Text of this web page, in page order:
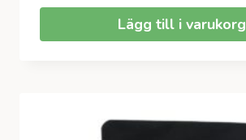
Lägg till i varukorg